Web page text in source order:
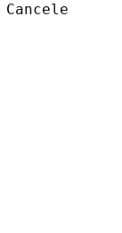
Cancele